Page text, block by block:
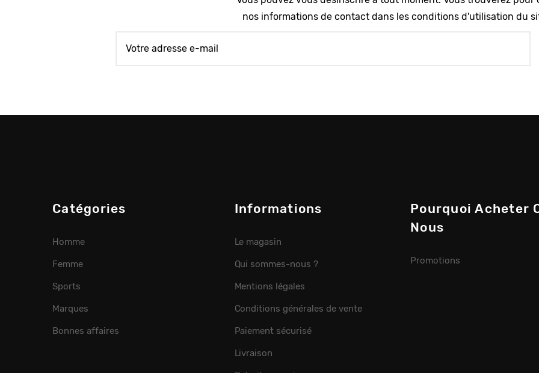
nos informations de contact dans les conditions d'utilisation du
Catégories
Homme
Femme
Sports
Marques
Bonnes affaires
Informations
Le magasin
Qui sommes-nous ?
Mentions légales
Conditions générales de vente
Paiement sécurisé
Livraison
Pourquoi Acheter
Nous
Promotions